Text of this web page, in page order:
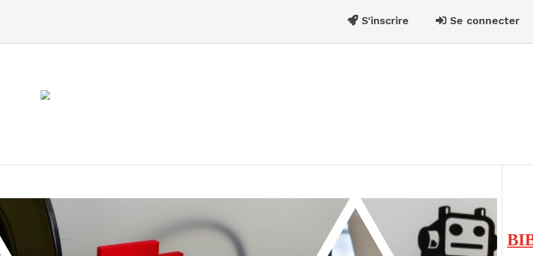
S'inscrire Se connecter